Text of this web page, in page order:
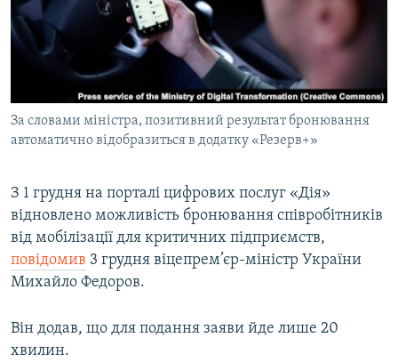
ФОТО
СПЕЦПРОЄКТИ
ПОДКАСТИ
КРИМ РЕАЛІЇ
УКР
КТАТ
ДОЛУЧАЙСЯ!
За словами міністра, позитивний результат бронювання
автоматично відобразиться в додатку «Резерв+»
З 1 грудня на порталі цифрових послуг «Дія»
відновлено можливість бронювання співробітників
від мобілізації для критичних підприємств,
повідомив 3 грудня віцепрем’єр-міністр України
Михайло Федоров.
Він додав, що для подання заяви йде лише 20
хвилин.